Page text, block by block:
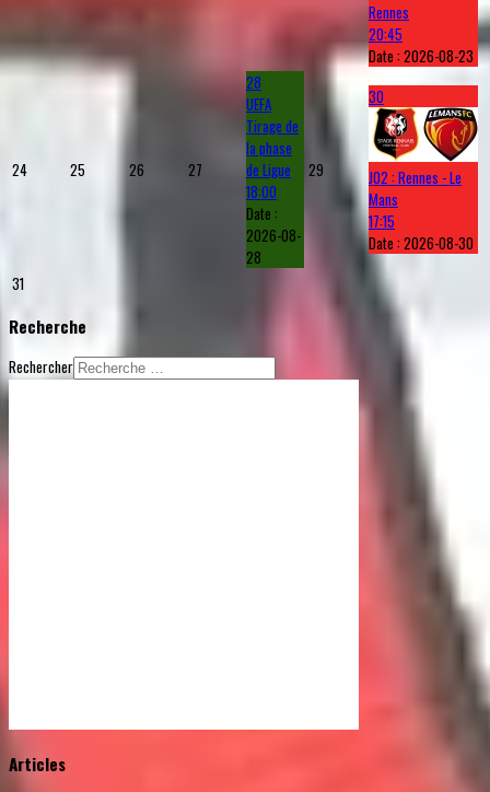
Rennes
20:45
Date :2026-08-23
24 25 26 27
28
UEFA
Tirage de
la phase
de Ligue
18:00
Date :
2026-08-
28
29
30
J02 : Rennes - Le
Mans
17:15
Date :2026-08-30
31
Recherche
Rechercher
Articles